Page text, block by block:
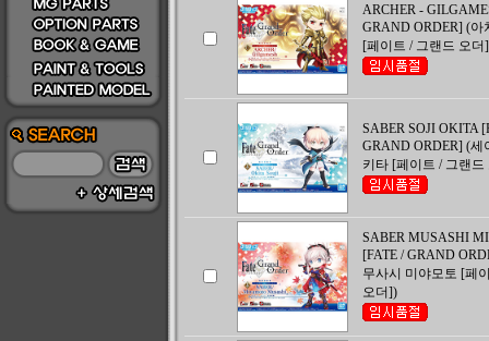
ARCHER -
GRAND ORDER] (아
[페이트 / 그랜드 오더
SABER SOJI OKITA
GRAND ORDER] (세
키타 [페이트 / 그랜드
SABER MUSASHI
[FATE / GRAND
무사시 미야모토 [페
오더])